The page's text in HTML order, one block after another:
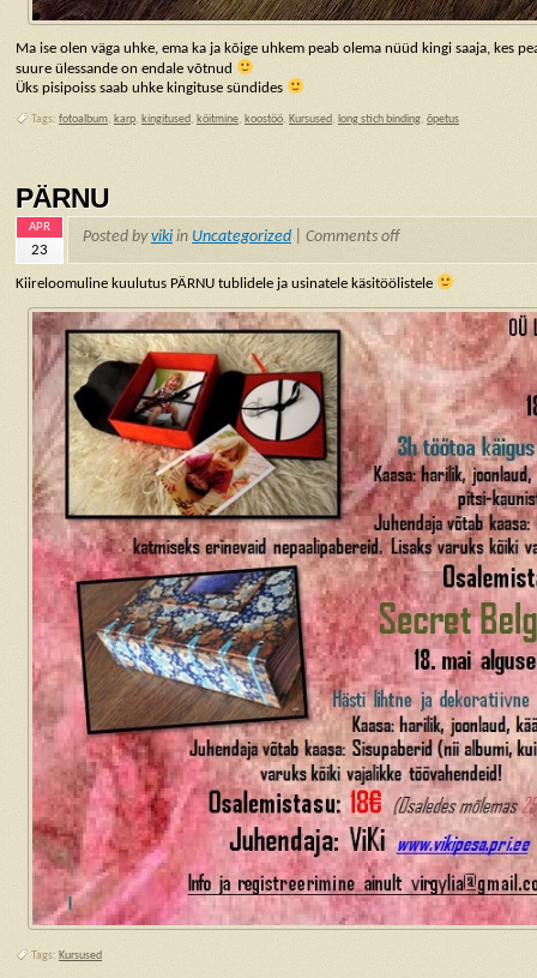
Ma ise olen väga uhke, ema ka ja kõige uhkem peab olema nüüd kingi saaja, kes
suure ülessande on endale võtnud
Üks pisipoiss saab uhke kingituse sündides
Tags: fotoalbum, karp, kingitused, köitmine, koostöö, Kursused, long stich binding, õpetus
PÄRNU
APR
23
Posted byviki in Uncategorized Comments off
Kiireloomuline kuulutus PÄRNU tublidele ja usinatele käsitöölistele
Tags: Kursused